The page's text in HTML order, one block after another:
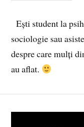
Ești student la
sociologie sau
despre care mulți
au aflat.